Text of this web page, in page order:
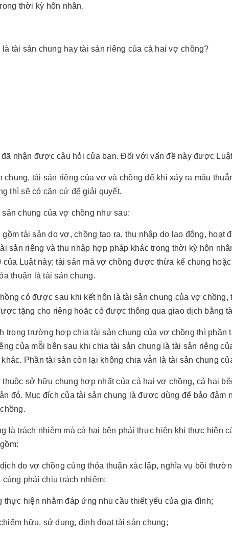
thời kỳ hôn nhân.
tài sản chung hay tài sản riêng của cả hai vợ chồng?
nhận được câu hỏi của bạn. Đối với vấn đề này được
chung, tài sản riêng của vợ và chồng để khi xảy ra mâu
thì sẽ có căn cứ để giải quyết.
chung của vợ chồng như sau:
tài sản do vợ, chồng tạo ra, thu nhập do lao động, hoạt
sản riêng và thu nhập hợp pháp khác trong thời kỳ hôn
Luật này; tài sản mà vợ chồng được thừa kế chung
thuận là tài sản chung.
có được sau khi kết hôn là tài sản chung của vợ
tặng cho riêng hoặc có được thông qua giao dịch bằng
trong trường hợp chia tài sản chung của vợ chồng thì phần
của mỗi bên sau khi chia tài sản chung là tài sản riêng
Phần tài sản còn lại không chia vẫn là tài sản chung
sở hữu chung hợp nhất của cả hai vợ chồng, cả hai
đó. Mục đích của tài sản chung là được dùng để bảo đảm
là trách nhiệm mà cả hai bên phải thực hiện khi thực hiện
do vợ chồng cùng thỏa thuận xác lập, nghĩa vụ bồi
phải chịu trách nhiệm;
thực hiện nhằm đáp ứng nhu cầu thiết yếu của gia đình;
hữu, sử dụng, định đoạt tài sản chung;